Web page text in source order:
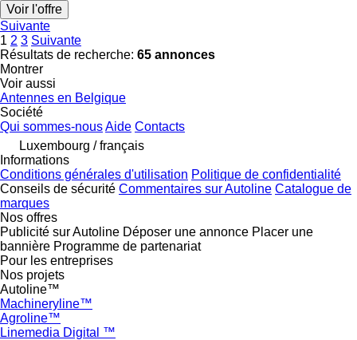
Voir l'offre
Suivante
1 2 3 Suivante
Résultats de recherche: 65 annonces
Montrer
Voir aussi
Antennes en Belgique
Société
Qui sommes-nousAide Contacts
Luxembourg / français
Informations
Conditions générales d'utilisation Politique de confidentialité
Conseils de sécurité Commentaires sur Autoline Catalogue de
marques
Nos offres
Publicité sur Autoline Déposer une annonce Placer une
bannière Programme de partenariat
Pour les entreprises
Nos projets
Autoline™
Machineryline™
Agroline™
Linemedia Digital ™